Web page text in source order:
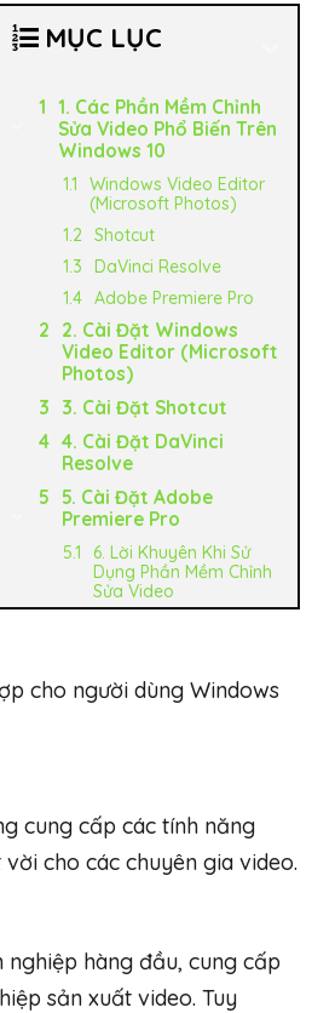
MỤC LỤC
1. Các Phần Mềm Chỉnh
Sửa Video Phổ Biến Trên
Windows 10
Windows Video Editor
(Microsoft Photos)
Shotcut
DaVinci Resolve
Adobe Premiere Pro
2. Cài Đặt Windows
Video Editor (Microsoft
Photos)
3. Cài Đặt Shotcut
4. Cài Đặt DaVinci
Resolve
5. Cài Đặt Adobe
Premiere Pro
6. Lời Khuyên Khi Sử
Dụng Phần Mềm Chỉnh
Sửa Video
cho người dùng Windows
cung cấp các tính năng
cho các chuyên gia video.
hàng đầu, cung cấp
sản xuất video. Tuy